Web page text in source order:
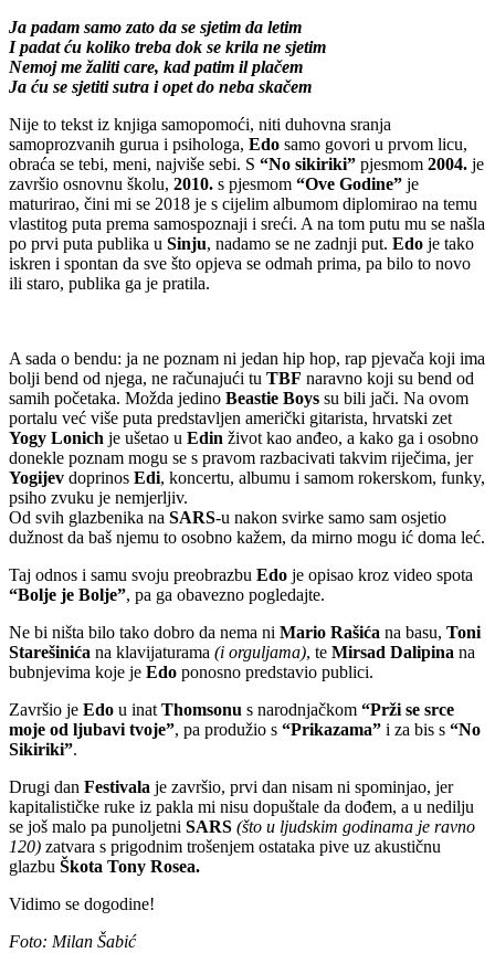
Ja padam samo zato da se sjetim da letim
I padat ću koliko treba dok se krila ne sjetim
Nemoj me žaliti care, kad patim il plačem
Ja ću se sjetiti sutra i opet do neba skačem
Nije to tekst iz knjiga samopomoći, niti duhovna sranja
samoprozvanih gurua i psihologa, Edo samo govori u prvom licu,
obraća se tebi, meni, najviše sebi. S “No sikiriki” pjesmom 2004. je
završio osnovnu školu, 2010. s pjesmom “Ove Godine” je
maturirao, čini mi se 2018 je s cijelim albumom diplomirao na temu
vlastitog puta prema samospoznaji i sreći. A na tom putu mu se našla
po prvi puta publika u Sinju, nadamo se ne zadnji put. Edo je tako
iskren i spontan da sve što opjeva se odmah prima, pa bilo to novo
ili staro, publika ga je pratila.
A sada o bendu: ja ne poznam ni jedan hip hop, rap pjevača koji ima
bolji bend od njega, ne računajući tu TBF naravno koji su bend od
samih početaka. Možda jedino Beastie Boys su bili jači. Na ovom
portalu već više puta predstavljen američki gitarista, hrvatski zet
Yogy Lonich je ušetao u Edin život kao anđeo, a kako ga i osobno
donekle poznam mogu se s pravom razbacivati takvim riječima, jer
Yogijev doprinos Edi, koncertu, albumu i samom rokerskom, funky,
psiho zvuku je nemjerljiv.
Od svih glazbenika na SARS-u nakon svirke samo sam osjetio
dužnost da baš njemu to osobno kažem, da mirno mogu ić doma leć.
Taj odnos i samu svoju preobrazbu Edo je opisao kroz video spota
“Bolje je Bolje”, pa ga obavezno pogledajte.
Ne bi ništa bilo tako dobro da nema ni Mario Rašića na basu, Toni
Starešinića na klavijaturama (i orguljama), te Mirsad Dalipina na
bubnjevima koje je Edo ponosno predstavio publici.
Završio je Edo u inat Thomsonu s narodnjačkom “Prži se srce
moje od ljubavi tvoje”, pa produžio s “Prikazama” i za bis s “No
Sikiriki”.
Drugi dan Festivala je završio, prvi dan nisam ni spominjao, jer
kapitalističke ruke iz pakla mi nisu dopuštale da dođem, a u nedilju
se još malo pa punoljetni SARS (što u ljudskim godinama je ravno
120) zatvara s prigodnim trošenjem ostataka pive uz akustičnu
glazbu Škota Tony Rosea.
Vidimo se dogodine!
Foto: Milan Šabić